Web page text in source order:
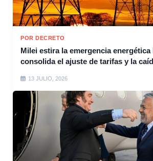
POR DECRETO
Milei estira la emergencia energética
consolida el ajuste de tarifas y la
13 JULIO, 2026